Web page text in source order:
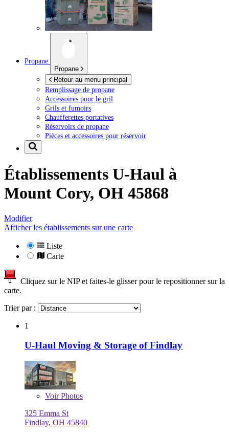
Propane
Propane
Retour au menu principal
Remplissage de propane
Accessoires pour le gril
Grils et fumoirs
Chaufferettes portatives
Réservoirs de propane
Pièces et accessoires pour réservoir
Établissements U-Haul à
Mount Cory, OH 45868
Modifier
Afficher les établissements sur une carte
Liste
Carte
Cliquez sur le NIP et faites-le glisser pour le repositionner sur la
carte.
Trier par :
1
U-Haul Moving & Storage of Findlay
VoirPhotos
325 Emma St
Findlay, OH 45840